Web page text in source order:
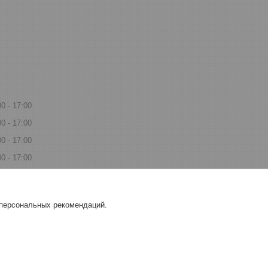
17:00
17:00
17:00
17:00
рекомендаций.